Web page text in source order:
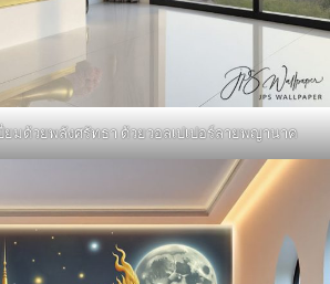
มด้วยพลังศรัทธา ด้วยวอลเปเปอร์ลายพญานาค